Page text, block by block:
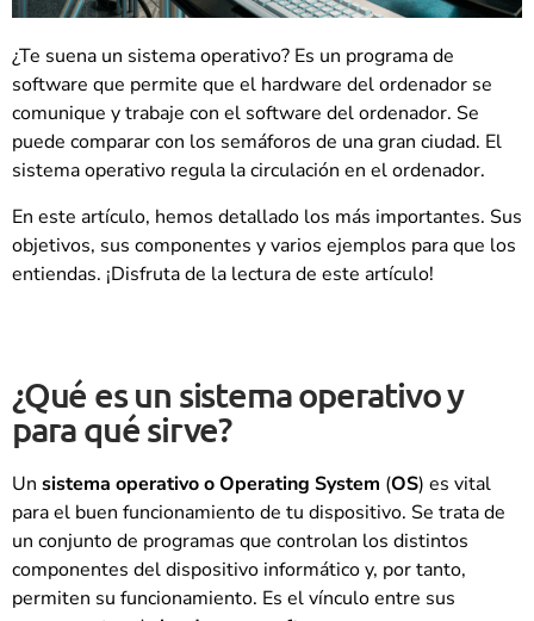
¿Te suena un sistema operativo? Es un programa de
software que permite que el hardware del ordenador se
comunique y trabaje con el software del ordenador. Se
puede comparar con los semáforos de una gran ciudad. El
sistema operativo regula la circulación en el ordenador.
En este artículo, hemos detallado los más importantes. Sus
objetivos, sus componentes y varios ejemplos para que los
entiendas. ¡Disfruta de la lectura de este artículo!
¿Qué es un sistema operativo y
para qué sirve?
Un sistema operativo o Operating System (OS) es vital
para el buen funcionamiento de tu dispositivo. Se trata de
un conjunto de programas que controlan los distintos
componentes del dispositivo informático y, por tanto,
permiten su funcionamiento. Es el vínculo entre sus